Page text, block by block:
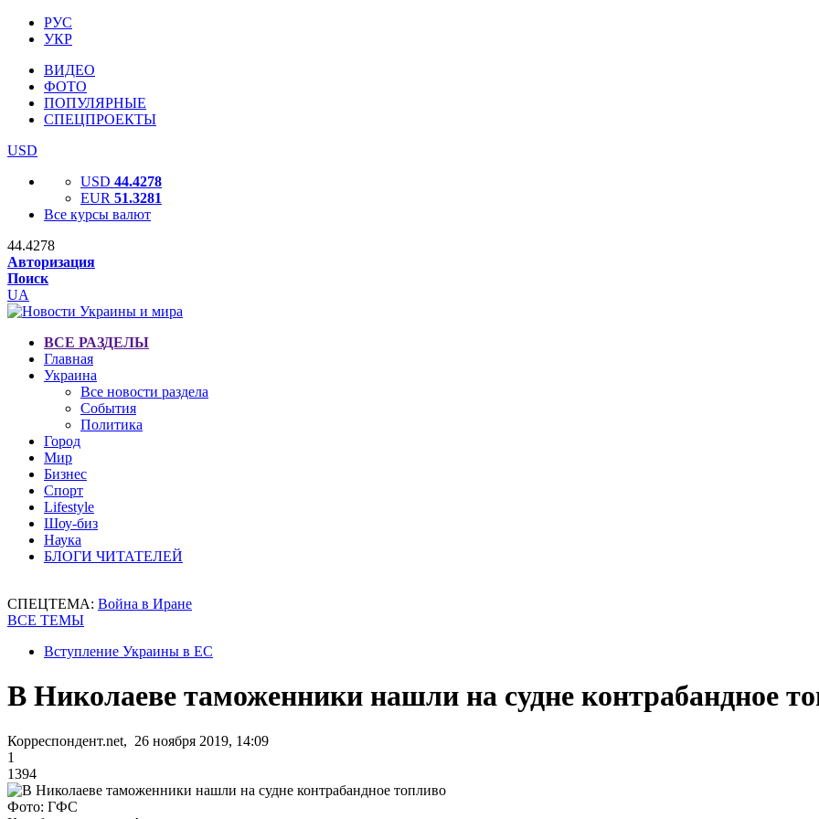
РУС
УКР
ВИДЕО
ФОТО
ПОПУЛЯРНЫЕ
СПЕЦПРОЕКТЫ
USD
USD 44.4278
EUR 51.3281
Все курсы валют
44.4278
Авторизация
Поиск
UA
ВСЕ РАЗДЕЛЫ
Главная
Украина
Все новости раздела
События
Политика
Город
Мир
Бизнес
Спорт
Lifestyle
Шоу-биз
Наука
БЛОГИ ЧИТАТЕЛЕЙ
СПЕЦТЕМА: Война в Иране
ВСЕ ТЕМЫ
Вступление Украины в ЕС
В Николаеве таможенники нашли на судне контрабандное
Корреспондент.net, 26 ноября 2019, 14:09
1
1394
Фото: ГФС